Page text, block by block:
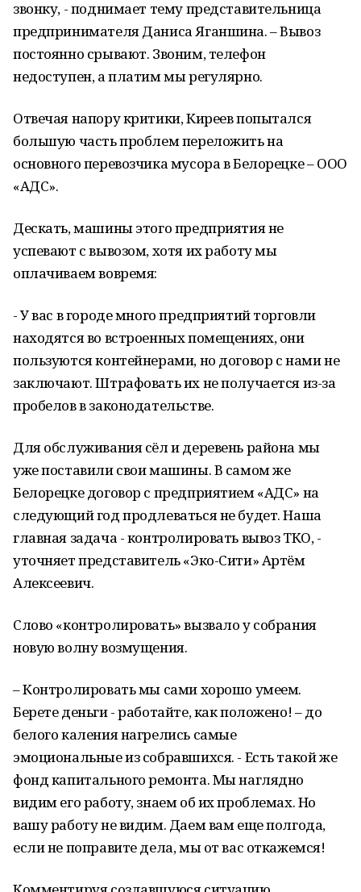
звонку, - поднимает тему представительница
предпринимателя Даниса Яганшина. – Вывоз
постоянно срывают. Звоним, телефон
недоступен, а платим мы регулярно.
Отвечая напору критики, Киреев попытался
большую часть проблем переложить на
основного перевозчика мусора в Белорецке – ООО
«АДС».
Дескать, машины этого предприятия не
успевают с вывозом, хотя их работу мы
оплачиваем вовремя:
- У вас в городе много предприятий торговли
находятся во встроенных помещениях, они
пользуются контейнерами, но договор с нами не
заключают. Штрафовать их не получается из-за
пробелов в законодательстве.
Для обслуживания сёл и деревень района мы
уже поставили свои машины. В самом же
Белорецке договор с предприятием «АДС» на
следующий год продлеваться не будет. Наша
главная задача - контролировать вывоз ТКО, -
уточняет представитель «Эко-Сити» Артём
Алексеевич.
Слово «контролировать» вызвало у собрания
новую волну возмущения.
– Контролировать мы сами хорошо умеем.
Берете деньги - работайте, как положено! – до
белого каления нагрелись самые
эмоциональные из собравшихся. - Есть такой же
фонд капитального ремонта. Мы наглядно
видим его работу, знаем об их проблемах. Но
вашу работу не видим. Даем вам еще полгода,
если не поправите дела, мы от вас откажемся!